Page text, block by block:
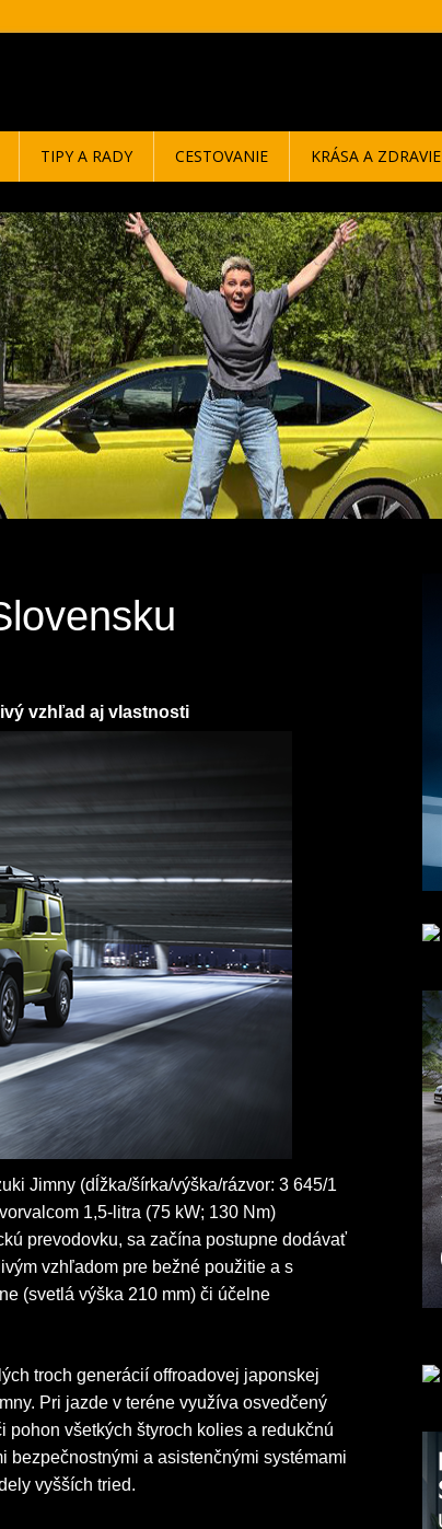
vzhľad aj vlastnosti
Jimny (dĺžka/šírka/výška/rázvor: 3 645/1
1,5-litra (75 kW; 130 Nm)
prevodovku, sa začína postupne dodávať
vzhľadom pre bežné použitie a s
(svetlá výška 210 mm) či účelne
troch generácií offroadovej japonskej
Pri jazde v teréne využíva osvedčený
pohon všetkých štyroch kolies a redukčnú
bezpečnostnými a asistenčnými systémami
vyšších tried.
TIPY A RADY CESTOVANIE KRÁSA A ZDRAVIE